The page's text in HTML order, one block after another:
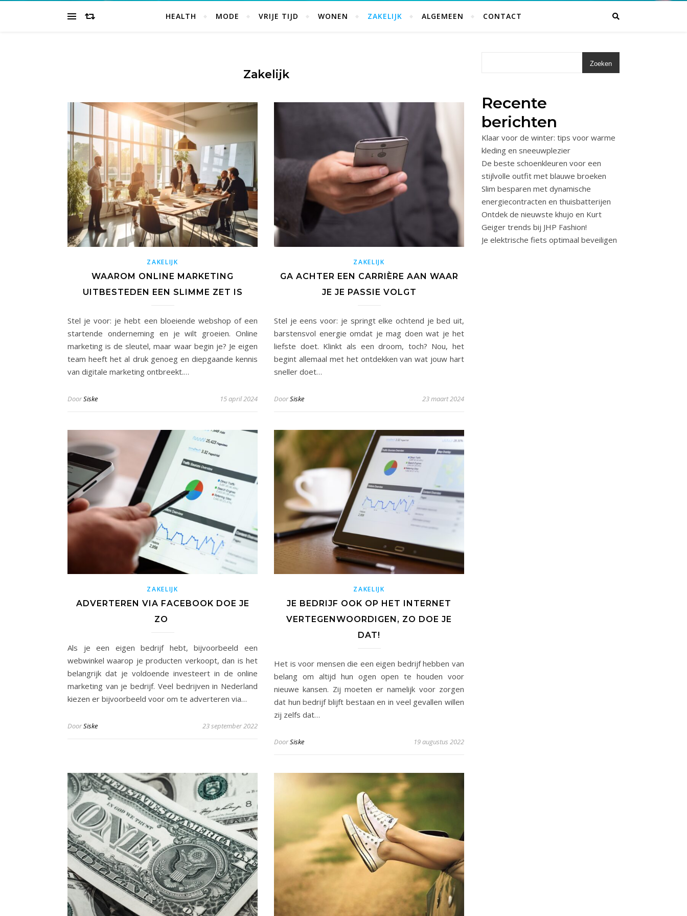
HEALTH MODE VRIJE TIJD WONEN ZAKELIJK ALGEMEEN CONTACT
Zakelijk
ZAKELIJK
WAAROM ONLINE MARKETING
UITBESTEDEN EEN SLIMME ZET IS
Stel je voor: je hebt een bloeiende webshop of een
startende onderneming en je wilt groeien. Online
marketing is de sleutel, maar waar begin je? Je eigen
team heeft het al druk genoeg en diepgaande kennis
van digitale marketing ontbreekt.…
DoorSiske 15 april 2024
ZAKELIJK
GA ACHTER EEN CARRIÈRE AAN WAAR
JE JE PASSIE VOLGT
Stel je eens voor: je springt elke ochtend je bed uit,
barstensvol energie omdat je mag doen wat je het
liefste doet. Klinkt als een droom, toch? Nou, het
begint allemaal met het ontdekken van wat jouw hart
sneller doet…
DoorSiske 23 maart 2024
ZAKELIJK
ADVERTEREN VIA FACEBOOK DOE JE
ZO
Als je een eigen bedrijf hebt, bijvoorbeeld een
webwinkel waarop je producten verkoopt, dan is het
belangrijk dat je voldoende investeert in de online
marketing van je bedrijf. Veel bedrijven in Nederland
kiezen er bijvoorbeeld voor om te adverteren via…
DoorSiske 23 september 2022
ZAKELIJK
JE BEDRIJF OOK OP HET INTERNET
VERTEGENWOORDIGEN, ZO DOE JE
DAT!
Het is voor mensen die een eigen bedrijf hebben van
belang om altijd hun ogen open te houden voor
nieuwe kansen. Zij moeten er namelijk voor zorgen
dat hun bedrijf blijft bestaan en in veel gevallen willen
zij zelfs dat…
DoorSiske 19 augustus 2022
Zoeken
Recente
berichten
Klaar voor de winter: tips voor warme
kleding en sneeuwplezier
De beste schoenkleuren voor een
stijlvolle outfit met blauwe broeken
Slim besparen met dynamische
energiecontracten en thuisbatterijen
Ontdek de nieuwste khujo en Kurt
Geiger trends bij JHP Fashion!
Je elektrische fiets optimaal beveiligen